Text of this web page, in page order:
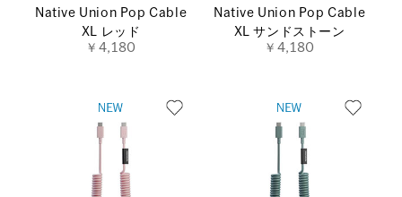
Native Union Pop Cable
XL レッド
￥4,180
Native Union Pop Cable
XL サンドストーン
￥4,180